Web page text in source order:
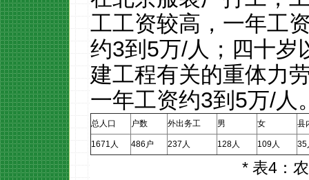
工工资较高，一年工
约3到 5万/人；四十岁
建工程有关的重体力
一年工资约3到 5万/人
总人口 户数 外出务工 男 女 县
1671 人 486 户 237 人 128人 109人 35
* 表4：